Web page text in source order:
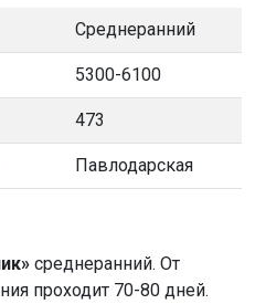
Среднеранний
5300-6100
473
Павлодарская
среднеранний. От
проходит 70-80 дней.